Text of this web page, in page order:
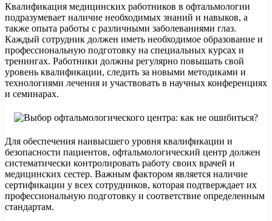
Квалификация медицинских работников в офтальмологии
подразумевает наличие необходимых знаний и навыков, а
также опыта работы с различными заболеваниями глаз.
Каждый сотрудник должен иметь необходимое образование и
профессиональную подготовку на специальных курсах и
тренингах. Работники должны регулярно повышать свой
уровень квалификации, следить за новыми методиками и
технологиями лечения и участвовать в научных конференциях
и семинарах.
Для обеспечения наивысшего уровня квалификации и
безопасности пациентов, офтальмологический центр должен
систематически контролировать работу своих врачей и
медицинских сестер. Важным фактором является наличие
сертификации у всех сотрудников, которая подтверждает их
профессиональную подготовку и соответствие определенным
стандартам.